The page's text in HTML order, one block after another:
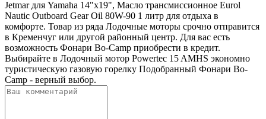
Jetmar для Yamaha 14"x19", Масло трансмиссионное Eurol
Nautic Outboard Gear Oil 80W-90 1 литр для отдыха в
комфорте. Товар из ряда Лодочные моторы срочно отправится
в Кременчуг или другой районный центр. Для вас есть
возможность Фонари Bo-Camp приобрести в кредит.
Выбирайте в Лодочный мотор Powertec 15 AMHS экономно
туристическую газовую горелку Подобранный Фонари Bo-
Camp - верный выбор.